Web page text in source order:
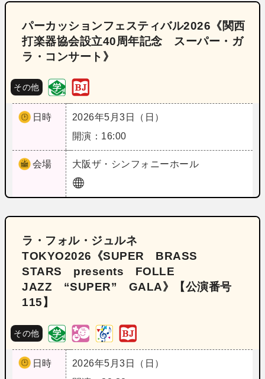
パーカッションフェスティバル2026《関西
打楽器協会設立40周年記念 スーパー・ガ
ラ・コンサート》
その他
日時
2026年5月3日（日）
開演：16:00
会場 大阪ザ・シンフォニーホール
ラ・フォル・ジュルネ
TOKYO2026《SUPER BRASS
STARS presents FOLLE
JAZZ “SUPER” GALA》【公演番号
115】
その他
日時
2026年5月3日（日）